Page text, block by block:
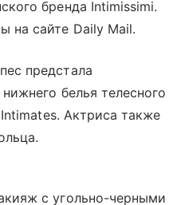
бренда Intimissimi.
на сайте Daily Mail.
предстала
белья телесного
Актриса также
с угольно-черными